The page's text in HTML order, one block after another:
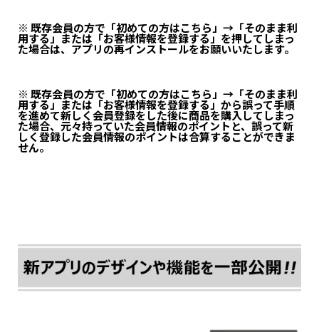
※ 既存会員の方で「初めての方はこちら」→「そのまま利
用する」または「お客様情報を登録する」を押してしまっ
た場合は、アプリの再インストールをお願いいたします。
※ 既存会員の方で「初めての方はこちら」→「そのまま利
用する」または「お客様情報を登録する」から誤って手順
を進めて新しく会員登録をした後に商品を購入してしまっ
た場合、元々持っていた会員情報のポイントと、誤って新
しく登録した会員情報のポイントは合算することができま
せん。